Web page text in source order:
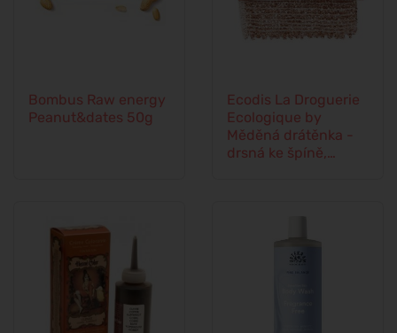
Bombus Raw energy
Peanut&dates 50g
Ecodis La Droguerie
Ecologique by
Měděná drátěnka -
drsná ke špíně,